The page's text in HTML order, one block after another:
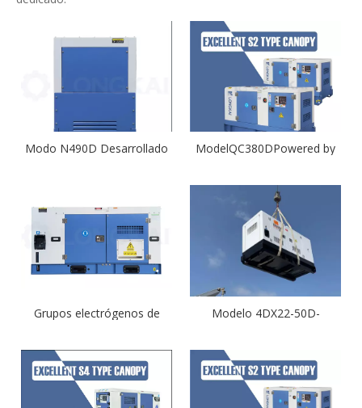
Modo N490D Desarrollado
ModelQC380DPowered by
calidad
Grupos electrógenos de
Desarrollado por Quanchai
con certificados CE e ISO
9001
Modelo 4DX22-50D-
FAWDE con buen precio y
calidad